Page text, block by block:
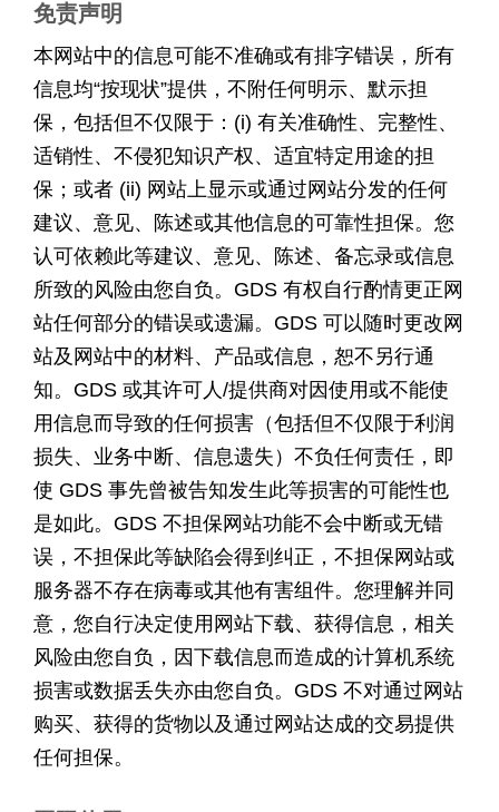
免责声明
本网站中的信息可能不准确或有排字错误，所有
信息均“按现状”提供，不附任何明示、默示担
保，包括但不仅限于：(i) 有关准确性、完整性、
适销性、不侵犯知识产权、适宜特定用途的担
保；或者 (ii) 网站上显示或通过网站分发的任何
建议、意见、陈述或其他信息的可靠性担保。您
认可依赖此等建议、意见、陈述、备忘录或信息
所致的风险由您自负。GDS 有权自行酌情更正网
站任何部分的错误或遗漏。GDS 可以随时更改网
站及网站中的材料、产品或信息，恕不另行通
知。GDS 或其许可人/提供商对因使用或不能使
用信息而导致的任何损害（包括但不仅限于利润
损失、业务中断、信息遗失）不负任何责任，即
使 GDS 事先曾被告知发生此等损害的可能性也
是如此。GDS 不担保网站功能不会中断或无错
误，不担保此等缺陷会得到纠正，不担保网站或
服务器不存在病毒或其他有害组件。您理解并同
意，您自行决定使用网站下载、获得信息，相关
风险由您自负，因下载信息而造成的计算机系统
损害或数据丢失亦由您自负。GDS 不对通过网站
购买、获得的货物以及通过网站达成的交易提供
任何担保。